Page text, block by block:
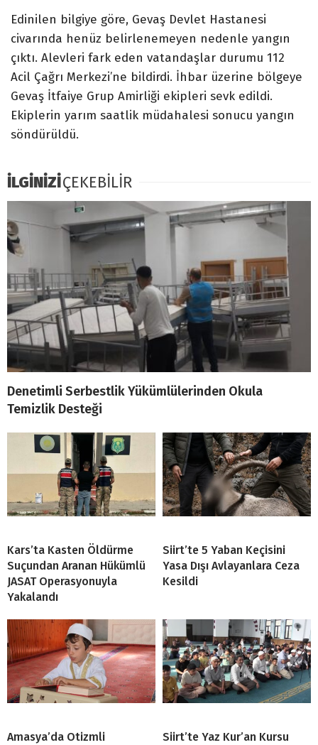
Edinilen bilgiye göre, Gevaş Devlet Hastanesi
civarında henüz belirlenemeyen nedenle yangın
çıktı. Alevleri fark eden vatandaşlar durumu 112
Acil Çağrı Merkezi’ne bildirdi. İhbar üzerine bölgeye
Gevaş İtfaiye Grup Amirliği ekipleri sevk edildi.
Ekiplerin yarım saatlik müdahalesi sonucu yangın
söndürüldü.
İLGİNİZİÇEKEBİLİR
Denetimli Serbestlik Yükümlülerinden Okula
Temizlik Desteği
Kars’ta Kasten Öldürme
Suçundan Aranan Hükümlü
JASAT Operasyonuyla
Yakalandı
Siirt’te 5 Yaban Keçisini
Yasa Dışı Avlayanlara Ceza
Kesildi
Amasya’da Otizmli
Siirt’te Yaz Kur’an Kursu